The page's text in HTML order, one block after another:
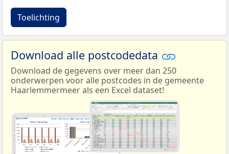
Toelichting
Download alle postcodedata
Download de gegevens over meer dan 250
onderwerpen voor alle postcodes in de gemeente
Haarlemmermeer als een Excel dataset!